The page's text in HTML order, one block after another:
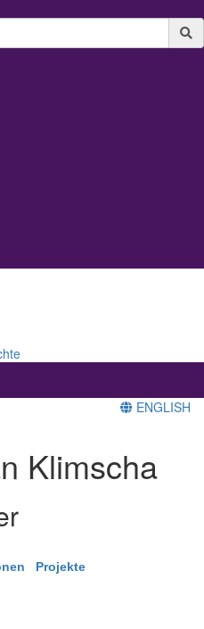
ENGLISH
Klimscha
Projekte